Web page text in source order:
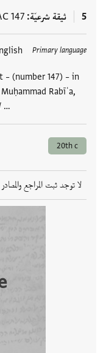
5 ثيقة شرعيّة 147
Primary language
(number 147) – in
Rabīʿa,
…
العلامات
20th c
لا توجد ثبت المراجع والمصادر